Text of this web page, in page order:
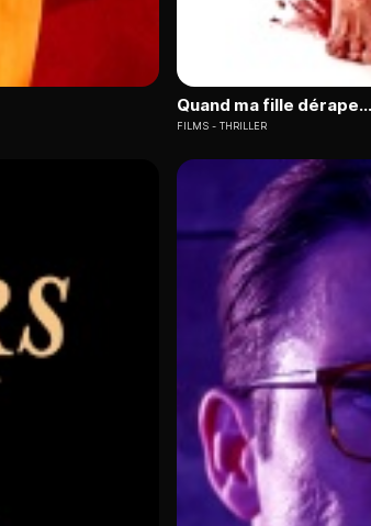
Quand ma fille dérape...
FILMS THRILLER